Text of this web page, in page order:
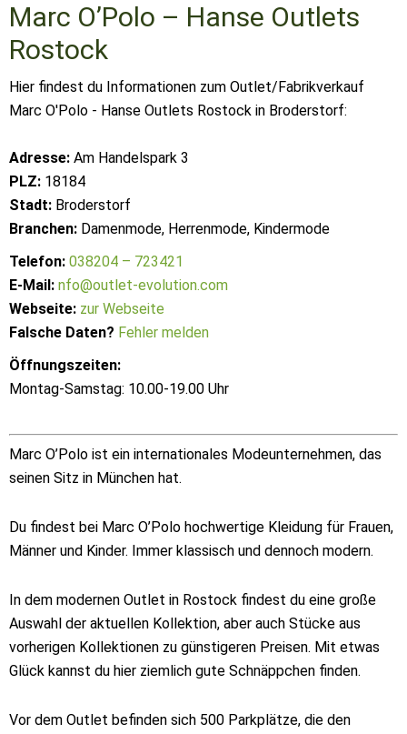
Marc O’Polo – Hanse Outlets
Rostock
Hier findest du Informationen zum Outlet/Fabrikverkauf
Marc O'Polo - Hanse Outlets Rostock in Broderstorf:
Adresse: Am Handelspark 3
PLZ: 18184
Stadt: Broderstorf
Branchen: Damenmode, Herrenmode, Kindermode
Telefon: 038204 – 723421
E-Mail: nfo@outlet-evolution.com
Webseite: zur Webseite
Falsche Daten? Fehler melden
Öffnungszeiten:
Montag-Samstag: 10.00-19.00 Uhr
Marc O’Polo ist ein internationales Modeunternehmen, das
seinen Sitz in München hat.
Du findest bei Marc O’Polo hochwertige Kleidung für Frauen,
Männer und Kinder. Immer klassisch und dennoch modern.
In dem modernen Outlet in Rostock findest du eine große
Auswahl der aktuellen Kollektion, aber auch Stücke aus
vorherigen Kollektionen zu günstigeren Preisen. Mit etwas
Glück kannst du hier ziemlich gute Schnäppchen finden.
Vor dem Outlet befinden sich 500 Parkplätze, die den